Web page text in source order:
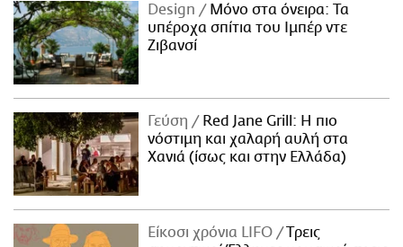
Design
Μόνο στα όνειρα: Τα
υπέροχα σπίτια του Ιμπέρ ντε
Ζιβανσί
Γεύση
Red Jane Grill: Η πιο
νόστιμη και χαλαρή αυλή στα
Χανιά (ίσως και στην Ελλάδα)
Είκοσι χρόνια LIFO
Tρεις